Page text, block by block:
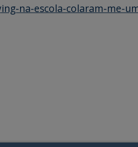
na-escola-colaram-me-